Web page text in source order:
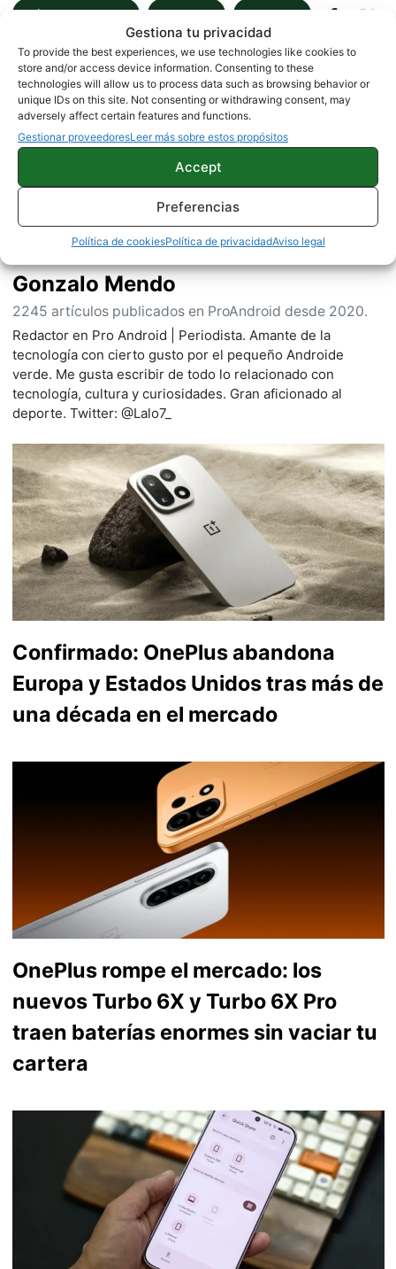
Gestiona tu privacidad
To provide the best experiences, we use technologies like cookies to
store and/or access device information. Consenting to these
technologies will allow us to process data such as browsing behavior or
unique IDs on this site. Not consenting or withdrawing consent, may
adversely affect certain features and functions.
Gestionar proveedoresLeer más sobre estos propósitos
Accept
Preferencias
Política de cookiesPolítica de privacidadAviso legal
Sobre este autor
Gonzalo Mendo
2245 artículos publicados en ProAndroid desde 2020.
Redactor en Pro Android | Periodista. Amante de la
tecnología con cierto gusto por el pequeño Androide
verde. Me gusta escribir de todo lo relacionado con
tecnología, cultura y curiosidades. Gran aficionado al
deporte. Twitter: @Lalo7_
Confirmado: OnePlus abandona
Europa y Estados Unidos tras más de
una década en el mercado
OnePlus rompe el mercado: los
nuevos Turbo 6X y Turbo 6X Pro
traen baterías enormes sin vaciar tu
cartera